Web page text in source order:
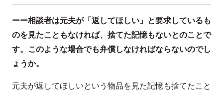
ーー相談者は元夫が「返してほしい」と要求しているも
のを見たこともなければ、捨てた記憶もないとのことで
す。このような場合でも弁償しなければならないのでし
ょうか。
元夫が返してほしいという物品を見た記憶も捨てたこと